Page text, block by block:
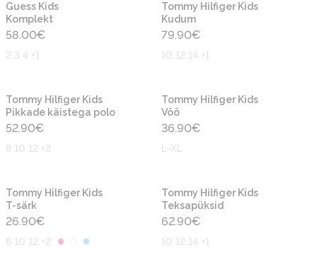
Guess Kids
Komplekt
58.00€
2 3 4 +1
Tommy Hilfiger Kids
Kudum
79.90€
10 12 14 +1
Tommy Hilfiger Kids
Pikkade käistega polo
52.90€
8 10 12 +2
Tommy Hilfiger Kids
Vöö
36.90€
L-XL
Tommy Hilfiger Kids
T-särk
26.90€
8 10 12 +2
Tommy Hilfiger Kids
Teksapüksid
62.90€
10 12 14 +1